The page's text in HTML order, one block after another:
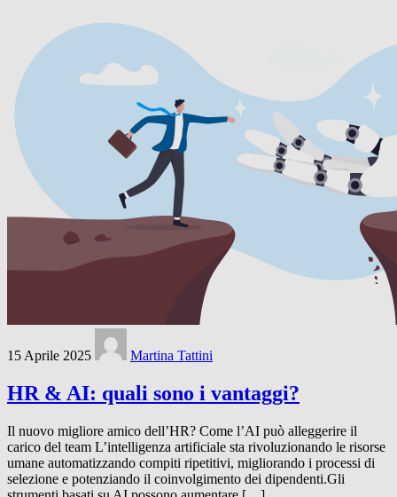
15 Aprile 2025 Martina Tattini
HR & AI: quali sono i vantaggi?
Il nuovo migliore amico dell’HR? Come l’AI può alleggerire il
carico del team L’intelligenza artificiale sta rivoluzionando le risorse
umane automatizzando compiti ripetitivi, migliorando i processi di
selezione e potenziando il coinvolgimento dei dipendenti.Gli